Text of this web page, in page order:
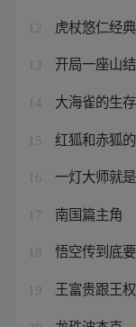
12 虎杖悠仁经
13 开局一座山
14 大海雀的生
15 红狐和赤狐
16 一灯大师就
17 南国篇主角
18 悟空传到底
19 王富贵跟王